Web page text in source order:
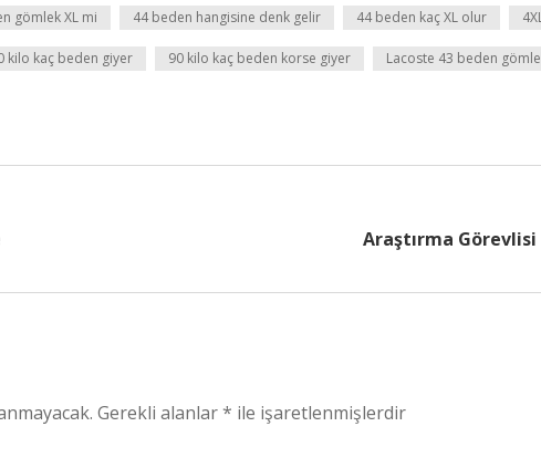
gömlek XL mi 44 beden hangisine denk gelir 44 beden kaç XL olur
kilo kaç beden giyer 90 kilo kaç beden korse giyer Lacoste 43 beden
Araştırma Görevlisi
Gerekli alanlar* ile işaretlenmişlerdir